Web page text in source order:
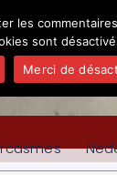
les
sont
Merci de